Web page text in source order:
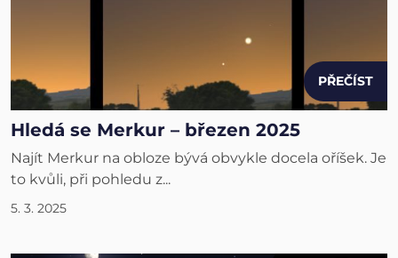
PŘEČÍST
Hledá se Merkur – březen 2025
Najít Merkur na obloze bývá obvykle docela oříšek. Je
to kvůli, při pohledu z...
5. 3. 2025